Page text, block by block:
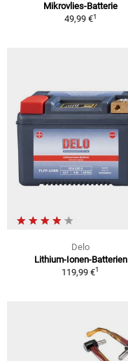
Mikrovlies-Batterie
49,99 €1
Delo
Lithium-Ionen-Batterien
119,99 €1